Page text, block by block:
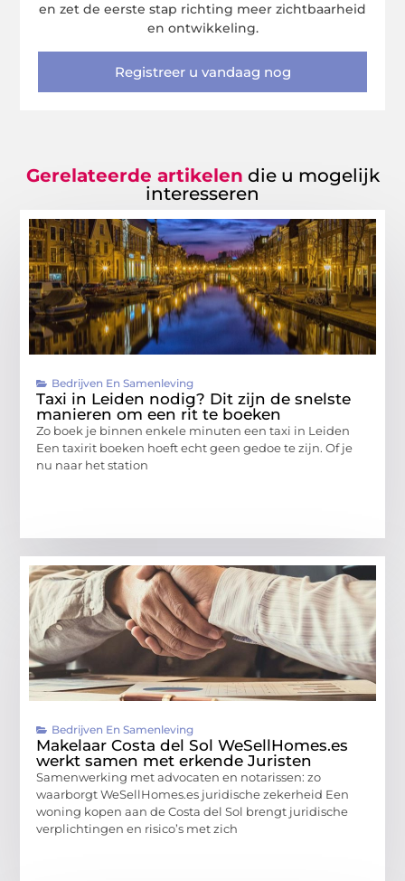
en zet de eerste stap richting meer zichtbaarheid
en ontwikkeling.
Registreer u vandaag nog
Gerelateerde artikelen die u mogelijk
interesseren
Bedrijven En Samenleving
Taxi in Leiden nodig? Dit zijn de snelste
manieren om een rit te boeken
Zo boek je binnen enkele minuten een taxi in Leiden
Een taxirit boeken hoeft echt geen gedoe te zijn. Of je
nu naar het station
Bedrijven En Samenleving
Makelaar Costa del Sol WeSellHomes.es
werkt samen met erkende Juristen
Samenwerking met advocaten en notarissen: zo
waarborgt WeSellHomes.es juridische zekerheid Een
woning kopen aan de Costa del Sol brengt juridische
verplichtingen en risico’s met zich